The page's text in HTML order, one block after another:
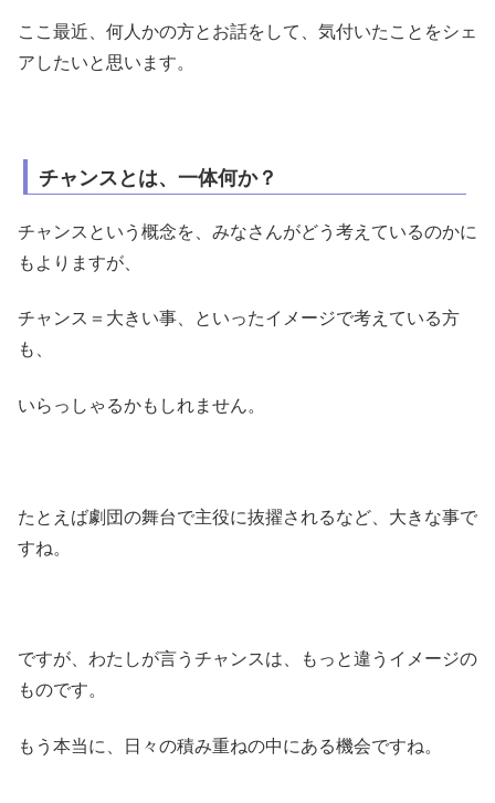
ここ最近、何人かの方とお話をして、気付いたことをシェ
アしたいと思います。
チャンスとは、一体何か？
チャンスという概念を、みなさんがどう考えているのかに
もよりますが、
チャンス＝大きい事、といったイメージで考えている方
も、
いらっしゃるかもしれません。
たとえば劇団の舞台で主役に抜擢されるなど、大きな事で
すね。
ですが、わたしが言うチャンスは、もっと違うイメージの
ものです。
もう本当に、日々の積み重ねの中にある機会ですね。